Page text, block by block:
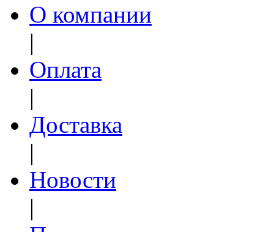
О компании
|
Оплата
|
Доставка
|
Новости
|